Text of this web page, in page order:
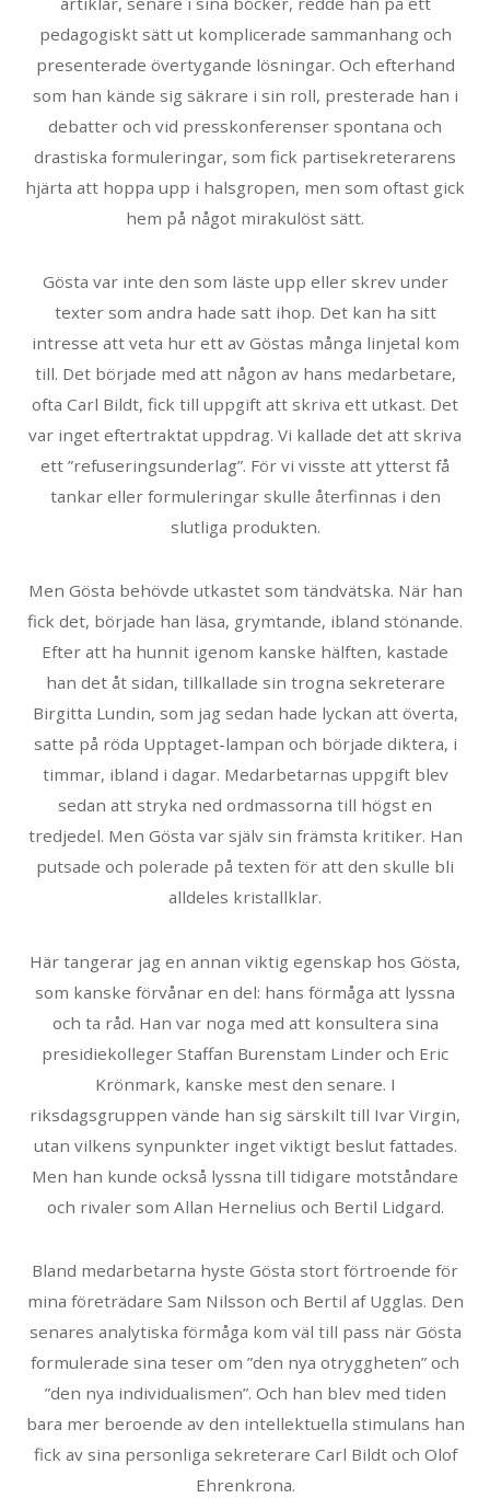
pedagogiskt sätt ut komplicerade sammanhang och
presenterade övertygande lösningar. Och efterhand
som han kände sig säkrare i sin roll, presterade han i
debatter och vid presskonferenser spontana och
drastiska formuleringar, som fick partisekreterarens
hjärta att hoppa upp i halsgropen, men som oftast gick
hem på något mirakulöst sätt.
Gösta var inte den som läste upp eller skrev under
texter som andra hade satt ihop. Det kan ha sitt
intresse att veta hur ett av Göstas många linjetal kom
till. Det började med att någon av hans medarbetare,
ofta Carl Bildt, fick till uppgift att skriva ett utkast. Det
var inget eftertraktat uppdrag. Vi kallade det att skriva
ett ”refuseringsunderlag”. För vi visste att ytterst få
tankar eller formuleringar skulle återfinnas i den
slutliga produkten.
Men Gösta behövde utkastet som tändvätska. När han
fick det, började han läsa, grymtande, ibland stönande.
Efter att ha hunnit igenom kanske hälften, kastade
han det åt sidan, tillkallade sin trogna sekreterare
Birgitta Lundin, som jag sedan hade lyckan att överta,
satte på röda Upptaget-lampan och började diktera, i
timmar, ibland i dagar. Medarbetarnas uppgift blev
sedan att stryka ned ordmassorna till högst en
tredjedel. Men Gösta var själv sin främsta kritiker. Han
putsade och polerade på texten för att den skulle bli
alldeles kristallklar.
Här tangerar jag en annan viktig egenskap hos Gösta,
som kanske förvånar en del: hans förmåga att lyssna
och ta råd. Han var noga med att konsultera sina
presidiekolleger Staffan Burenstam Linder och Eric
Krönmark, kanske mest den senare. I
riksdagsgruppen vände han sig särskilt till Ivar Virgin,
utan vilkens synpunkter inget viktigt beslut fattades.
Men han kunde också lyssna till tidigare motståndare
och rivaler som Allan Hernelius och Bertil Lidgard.
Bland medarbetarna hyste Gösta stort förtroende för
mina företrädare Sam Nilsson och Bertil af Ugglas. Den
senares analytiska förmåga kom väl till pass när Gösta
formulerade sina teser om ”den nya otryggheten” och
”den nya individualismen”. Och han blev med tiden
bara mer beroende av den intellektuella stimulans han
fick av sina personliga sekreterare Carl Bildt och Olof
Ehrenkrona.